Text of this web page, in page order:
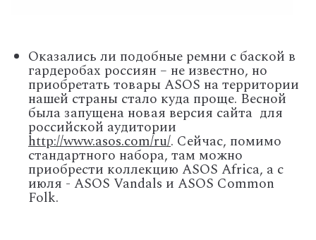
Оказались ли подобные ремни с баской в
гардеробах россиян – не известно, но
приобретать товары ASOS на территории
нашей страны стало куда проще. Весной
была запущена новая версия сайта для
российской аудитории
http://www.asos.com/ru/. Сейчас, помимо
стандартного набора, там можно
приобрести коллекцию ASOS Africa, а с
июля - ASOS Vandals и ASOS Common
Folk.